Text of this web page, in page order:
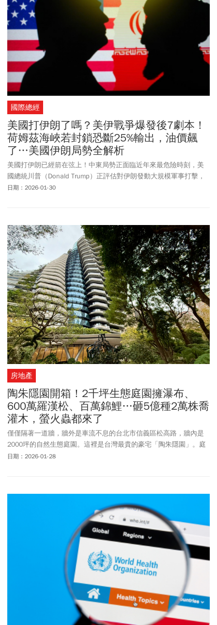
國際總經
美國打伊朗了嗎？美伊戰爭爆發後7劇本！
荷姆茲海峽若封鎖恐斷25%輸出，油價飆
了…美國伊朗局勢全解析
美國打伊朗已經箭在弦上！中東局勢正面臨近年來最危險時刻，美
國總統川普（Donald Trump）正評估對伊朗發動大規模軍事打擊，
美軍航母打擊群已進入戰鬥位置，而伊朗方面則警告「手指已扣在
日期：2026-01-30
房地產
陶朱隱園開箱！2千坪生態庭園擁瀑布、
600萬羅漢松、百萬錦鯉…砸5億種2萬株喬
灌木，螢火蟲都來了
僅僅隔著一道牆，牆外是車流不息的台北市信義區松高路，牆內是
2000坪的自然生態庭園。這裡是台灣最貴的豪宅「陶朱隱園」。庭
園種植2.3萬株喬灌木、超過10公尺的瀑布、一座古亭、一棵500年
高調而却步，「有錢人大多很低調，不希望太被關注。」她表示，
陶朱隱園有40戶，中華工程分回12戶，已售1戶，今年目標是再賣出
日期：2026-01-28